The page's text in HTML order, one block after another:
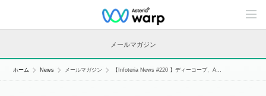
C
n
n
メールマガジン
ホーム News メールマガジン 【Infoteria News #220 】ディーコープ、A...